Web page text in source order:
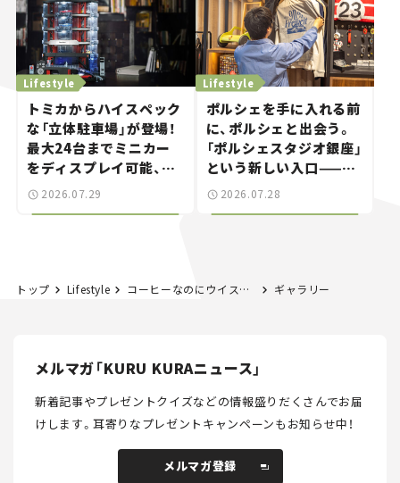
トミカからハイスペック
な「立体駐車場」が登場！
最大24台までミニカー
をディスプレイ可能、特
別な「日産 GT-R
Lifestyle
2026.07.29
ポルシェを手に入れる前
に、ポルシェと出会う。
「ポルシェスタジオ銀座」
という新しい入口——連
載｜CCGとクルマでどう
Lifestyle
2026.07.28
トップ Lifestyle コーヒーなのにウイスキーの香り!? アサヒ飲料「デビルズ・ギフト」は愛飲家の心を揺さぶる“悪魔”からの贈り物。【ノンアルのおいしいカーライフ Vol. 03】 ギャラリー
メルマガ「KURU KURAニュース」
新着記事やプレゼントクイズなどの情報盛りだくさんでお届
けします。耳寄りなプレゼントキャンペーンもお知らせ中！
メルマガ登録